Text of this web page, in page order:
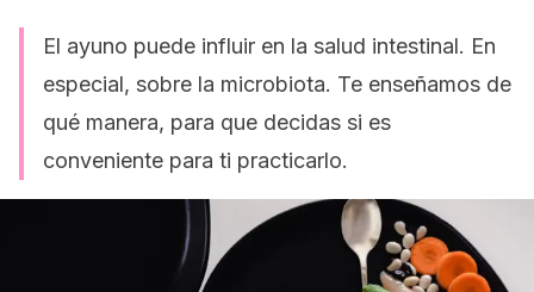
El ayuno puede influir en la salud intestinal. En
especial, sobre la microbiota. Te enseñamos de
qué manera, para que decidas si es
conveniente para ti practicarlo.